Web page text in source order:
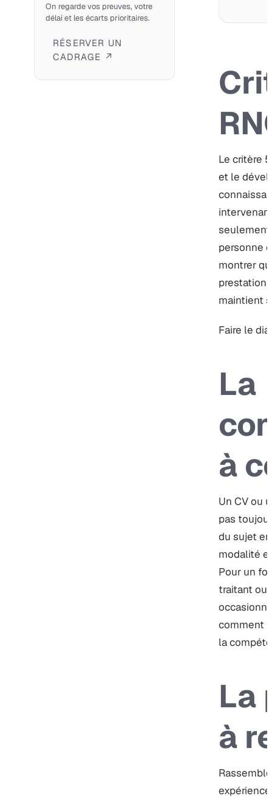
On regarde vos preuves, votre
délai et les écarts prioritaires.
RÉSERVER UN
CADRAGE ↗
Le critère
et le
seulement
personne
montrer
maintient
Faire le
La
à
Un CV ou
pas
du sujet
modalité
Pour un
traitant ou
comment
la
La
à